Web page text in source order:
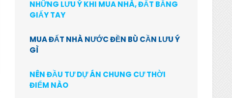
NHỮNG LƯU Ý KHI MUA NHÀ, ĐẤT BẰNG
GIẤY TAY
MUA ĐẤT NHÀ NƯỚC ĐỀN BÙ CẦN LƯU Ý
GÌ
NÊN ĐẦU TƯ DỰ ÁN CHUNG CƯ THỜI
ĐIỂM NÀO